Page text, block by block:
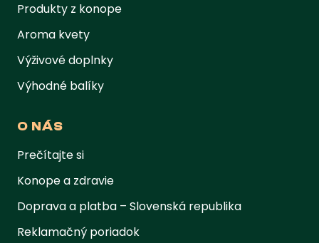
Produkty z konope
Aroma kvety
Výživové doplnky
Výhodné balíky
O NÁS
Prečítajte si
Konope a zdravie
Doprava a platba – Slovenská republika
Reklamačný poriadok